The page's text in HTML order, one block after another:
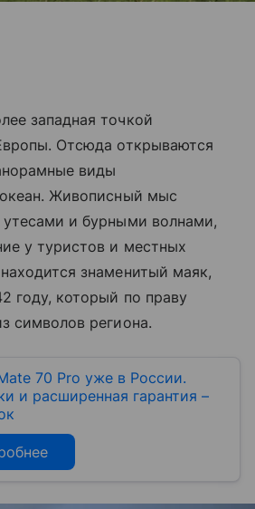
западная точкой
Отсюда открываются
виды
Живописный мыс
и бурными волнами,
у туристов и местных
знаменитый маяк,
году, который по праву
символов региона.
70 Pro уже в России.
и расширенная гарантия –